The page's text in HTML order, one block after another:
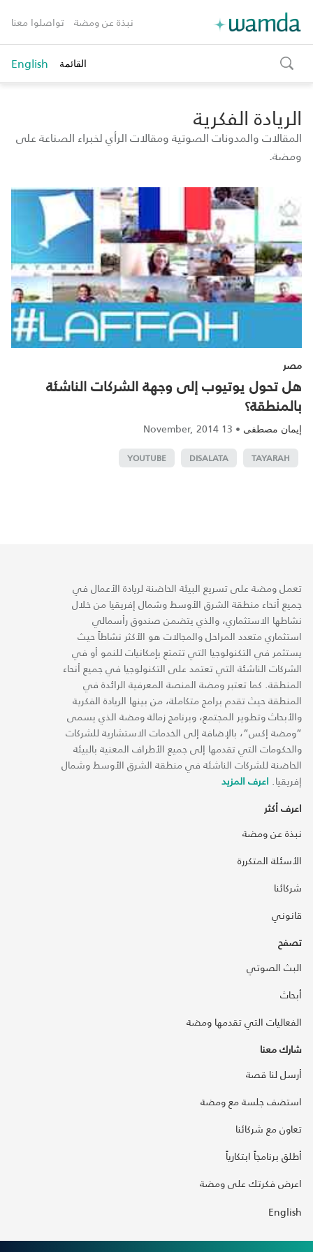
نبذة عن ومضة تواصلوا معنا
toggle
search
القائمة English
الريادة الفكرية
المقالات والمدونات الصوتية ومقالات الرأي لخبراء الصناعة على
ومضة.
مصر
هل تحول يوتيوب إلى وجهة الشركات الناشئة
بالمنطقة؟
إيمان مصطفى •
13 November, 2014
TAYARAH
DISALATA
YOUTUBE
تعمل ومضة على تسريع البيئة الحاضنة لريادة الأعمال في
جميع أنحاء منطقة الشرق الأوسط وشمال إفريقيا من خلال
نشاطها الاستثماري، والذي يتضمن صندوق رأسمالي
استثماري متعدد المراحل والمجالات هو الأكثر نشاطاً حيث
يستثمر في التكنولوجيا التي تتمتع بإمكانيات للنمو أو في
الشركات الناشئة التي تعتمد على التكنولوجيا في جميع أنحاء
المنطقة. كما تعتبر ومضة المنصة المعرفية الرائدة في
المنطقة حيث تقدم برامج متكاملة، من بينها الريادة الفكرية
والأبحاث وتطوير المجتمع، وبرنامج زمالة ومضة الذي يسمى
“ومضة إكس“، بالإضافة إلى الخدمات الاستشارية للشركات
والحكومات التي تقدمها إلى جميع الأطراف المعنية بالبيئة
الحاضنة للشركات الناشئة في منطقة الشرق الأوسط وشمال
إفريقيا. اعرف المزيد
اعرف أكثر
نبذة عن ومضة
الأسئلة المتكررة
شركائنا
قانوني
تصفح
البث الصوتي
أبحاث
الفعاليات التي تقدمها ومضة
شارك معنا
أرسل لنا قصة
استضف جلسة مع ومضة
تعاون مع شركائنا
أطلق برنامجاً ابتكارياً
اعرض فكرتك على ومضة
English